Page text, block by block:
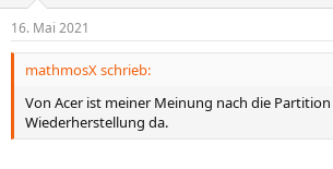
16. Mai 2021
mathmosX schrieb:
Von Acer ist meiner Meinung nach die
Wiederherstellung da.